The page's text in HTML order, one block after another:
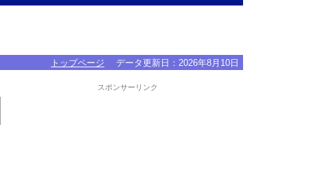
トップページ データ更新日： 2026年8月10日
スポンサーリンク